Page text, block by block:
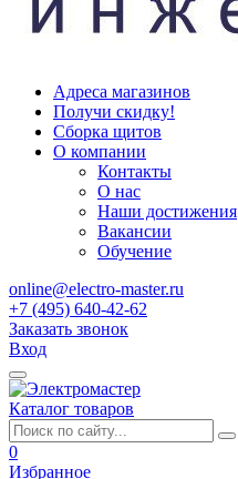
Адреса магазинов
Получи скидку!
Сборка щитов
О компании
Контакты
О нас
Наши достижения
Вакансии
Обучение
online@electro-master.ru
+7 (495) 640-42-62
Заказать звонок
Вход
Каталог товаров
0
Избранное